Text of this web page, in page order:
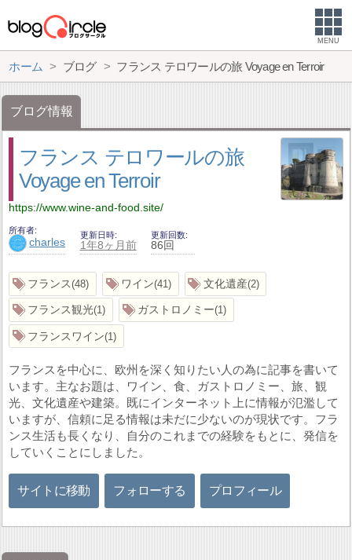
MENU
ホーム ブログ フランス テロワールの旅 Voyage en Terroir
ブログ情報
フランス テロワールの旅
Voyage en Terroir
https://www.wine-and-food.site/
所有者
charles
更新日時
1年8ヶ月前
更新回数
86回
フランス 48 ワイン 41 文化遺産 2
フランス観光 1 ガストロノミー 1
フランスワイン 1
フランスを中心に、欧州を深く知りたい人の為に記事を書いて
います。主なお題は、ワイン、食、ガストロノミー、旅、観
光、文化遺産や建築。既にインターネット上に情報が氾濫して
いますが、信頼に足る情報は未だに少ないのが現状です。フラ
ンス生活も長くなり、自分のこれまでの経験をもとに、発信を
していくことにしました。
サイトに移動 フォローする プロフィール